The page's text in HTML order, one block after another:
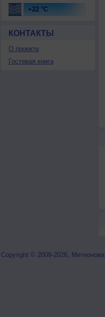
+22 °C
КОНТАКТЫ
О проекте
Гостевая книга
Copyright © 2009-2026, Метеонова